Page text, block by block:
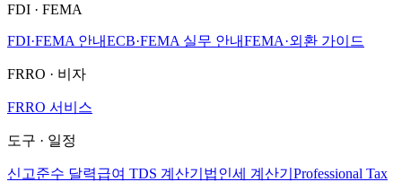
FDI · FEMA
FDI·FEMA 안내ECB·FEMA 실무 안내FEMA·외환 가이드
FRRO · 비자
FRRO 서비스
도구 · 일정
신고준수 달력급여 TDS 계산기 법인세 계산기 Professional Tax